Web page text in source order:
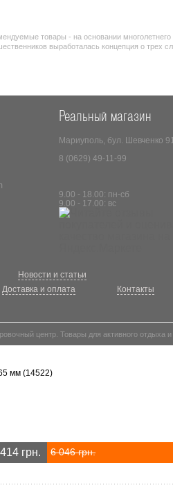
товары - на основании многолетнего
выработалась концепция о трех
Реальный магазин
Мариуполь, бул. Шевченко
8 (0629) 49-11-99
9.00 - 18.00: пн-сб
9.00 - 17.00: вс
Новости и статьи
Доставка и оплата Контакты
центр. Товары для активного отдыха
мм (14522)
грн. 6 046 грн.